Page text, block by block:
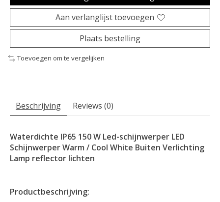
Aan verlanglijst toevoegen
Plaats bestelling
Toevoegen om te vergelijken
Beschrijving Reviews (0)
Waterdichte IP65 150 W Led-schijnwerper LED
Schijnwerper Warm / Cool White Buiten Verlichting
Lamp reflector lichten
Productbeschrijving: